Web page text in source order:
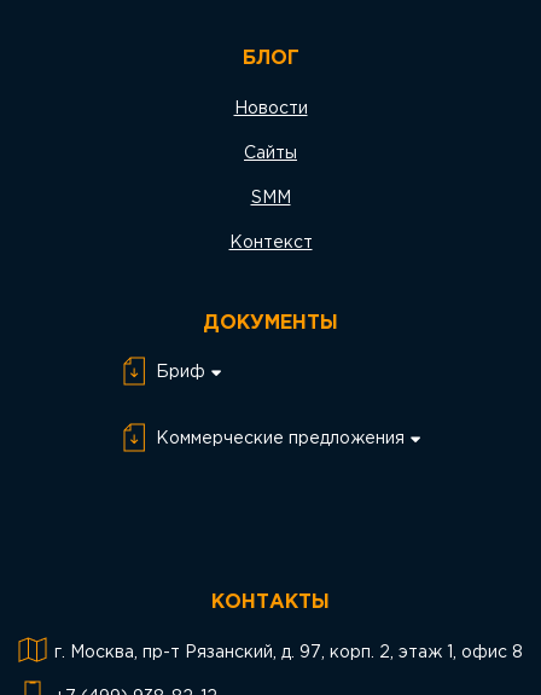
БЛОГ
Новости
Сайты
SMM
Контекст
ДОКУМЕНТЫ
Бриф
сайта
Коммерческие предложения
КОНТАКТЫ
г. Москва, пр-т Рязанский, д. 97, корп. 2, этаж 1, офис 8